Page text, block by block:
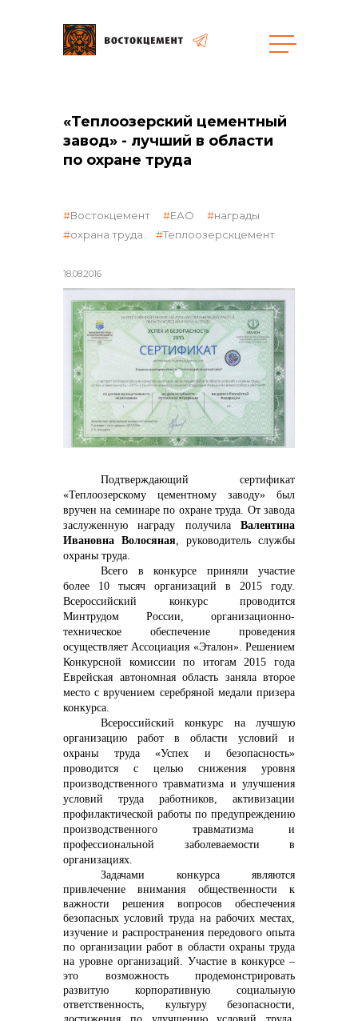
Закупки
общая информация
объявленные закупки
реализация неликвидов
контакты отдела закупок
Контакты
+7 (423) 234 50 50
info@vostokcement.ru
«Теплоозерский цементный
завод» - лучший в области
по охране труда
18.08.2016
Востокцемент ЕАО
награды
охрана труда
Теплоозерскцемент
Подтверждающий сертификат
«Теплоозерскому цементному заводу» был
вручен на семинаре по охране труда. От завода
заслуженную награду получила Валентина
Ивановна Волосяная, руководитель службы
охраны труда.
Всего в конкурсе приняли участие
более 10 тысяч организаций в 2015 году.
Всероссийский конкурс проводится
Минтрудом России, организационно-
техническое обеспечение проведения
осуществляет Ассоциация «Эталон». Решением
Конкурсной комиссии по итогам 2015 года
Еврейская автономная область заняла второе
место с вручением серебряной медали призера
конкурса.
Всероссийский конкурс на лучшую
организацию работ в области условий и
охраны труда «Успех и безопасность»
проводится с целью снижения уровня
производственного травматизма и улучшения
условий труда работников, активизации
профилактической работы по предупреждению
производственного травматизма и
профессиональной заболеваемости в
организациях.
Задачами конкурса являются
привлечение внимания общественности к
важности решения вопросов обеспечения
безопасных условий труда на рабочих местах,
изучение и распространения передового опыта
по организации работ в области охраны труда
на уровне организаций. Участие в конкурсе –
это возможность продемонстрировать
развитую корпоративную социальную
ответственность, культуру безопасности,